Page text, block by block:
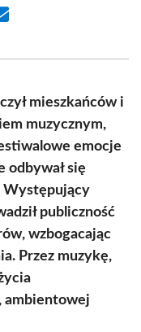
mieszkańców i
muzycznym,
emocje
odbywał się
Występujący
publiczność
wzbogacając
Przez muzykę,
ambientowej